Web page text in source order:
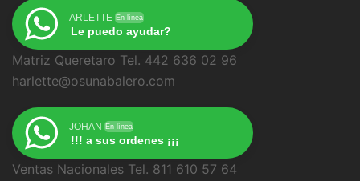
ARLETTE En línea
Le puedo ayudar?
Matriz Queretaro Tel. 442 636 02 96
harlette@osunabalero.com
JOHAN En línea
!!! a sus ordenes ¡¡¡
Ventas Nacionales Tel. 811 610 57 64